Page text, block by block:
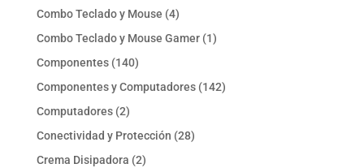
productos
Combo Teclado y Mouse 44
productos
Combo Teclado y Mouse Gamer 11
Componentes 140140
productos
Componentes y Computadores 142142
Computadores 22
productos
Conectividad y Protección 2828
Crema Disipadora 22